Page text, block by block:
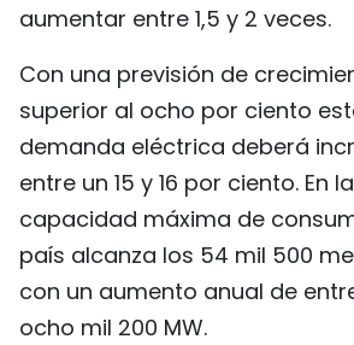
aumentar entre 1,5 y 2 veces.
Con una previsión de
superior al ocho por ciento
demanda eléctrica deberá
entre un 15 y 16 por ciento. En
capacidad máxima de
país alcanza los 54 mil 500
con un aumento anual de
ocho mil 200 MW.